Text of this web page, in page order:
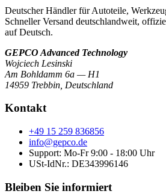
Deutscher Händler für Autoteile,
Schneller Versand deutschlandweit,
auf Deutsch.
GEPCO Advanced Technology
Wojciech Lesinski
Am Bohldamm 6a — H1
14959 Trebbin Deutschland
Kontakt
+49 15 259 836856
info@gepco.de
Support: Mo-Fr 9:00 - 18:00 Uhr
USt-IdNr.: DE343996146
Bleiben Sie informiert